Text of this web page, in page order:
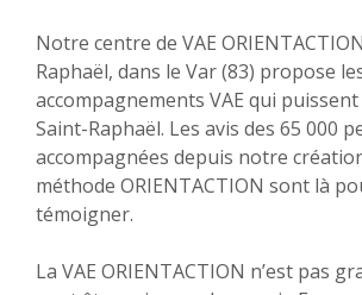
Notre centre de VAE
Raphaël, dans le Var (83) propose
accompagnements VAE qui
Saint-Raphaël. Les avis des 65 000
accompagnées depuis notre
méthode ORIENTACTION sont là
témoigner.
La VAE ORIENTACTION n’est pas